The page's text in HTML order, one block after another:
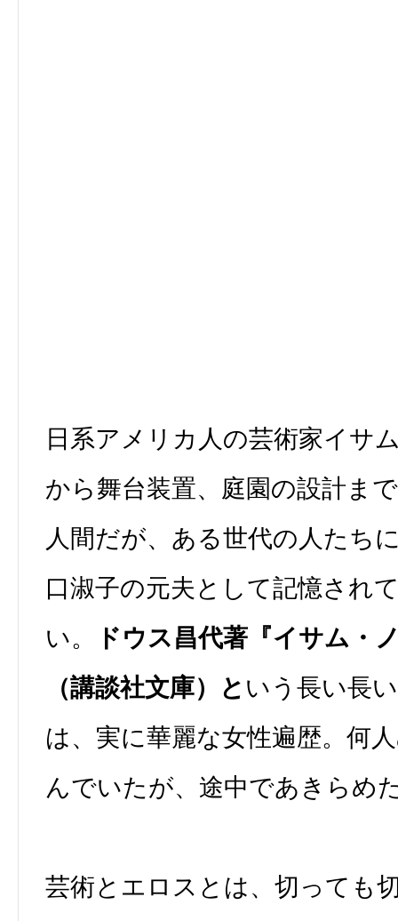
日系アメリカ人の芸術家イサ
から舞台装置、庭園の設計ま
人間だが、ある世代の人たち
口淑子の元夫として記憶され
い。
ドウス昌代著『イサム・
（講談社文庫）と いう長い長
は、実に華麗な女性遍歴。何
んでいたが、途中であきらめ
芸術とエロスとは、切っても